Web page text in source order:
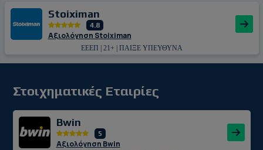
Stoiximan
4.8
Αξιολόγηση Stoiximan
ΕΕΕΠ | 21+ | ΠΑΙΞΕ ΥΠΕΥΘΥΝΑ
Στοιχηματικές Εταιρίες
Bwin
5
Αξιολόγηση Bwin